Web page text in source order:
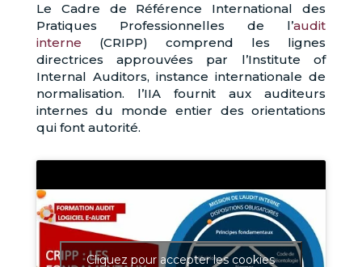
Le Cadre de Référence International des
Pratiques Professionnelles de l’audit
interne (CRIPP) comprend les lignes
directrices approuvées par l’Institute of
Internal Auditors, instance internationale de
normalisation. l’IIA fournit aux auditeurs
internes du monde entier des orientations
qui font autorité.
Cliquez pour accepter les cookies